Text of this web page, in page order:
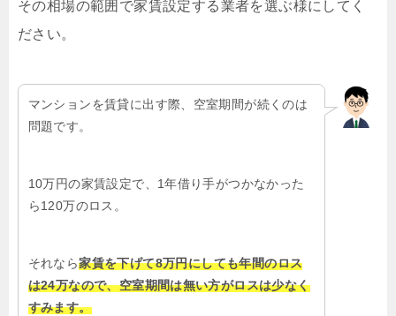
その相場の範囲で家賃設定する業者を選ぶ様にしてく
ださい。
マンションを賃貸に出す際、空室期間が続くのは
問題です。
10万円の家賃設定で、1年借り手がつかなかった
ら120万のロス。
それなら家賃を下げて8万円にしても年間のロス
は24万なので、空室期間は無い方がロスは少なく
すみます。